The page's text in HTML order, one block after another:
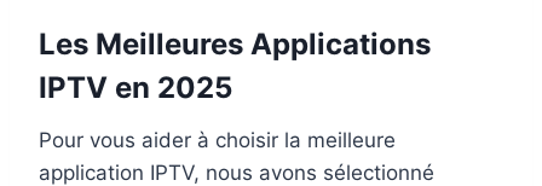
Les Meilleures Applications
IPTV en 2025
Pour vous aider à choisir la meilleure
application IPTV, nous avons sélectionné